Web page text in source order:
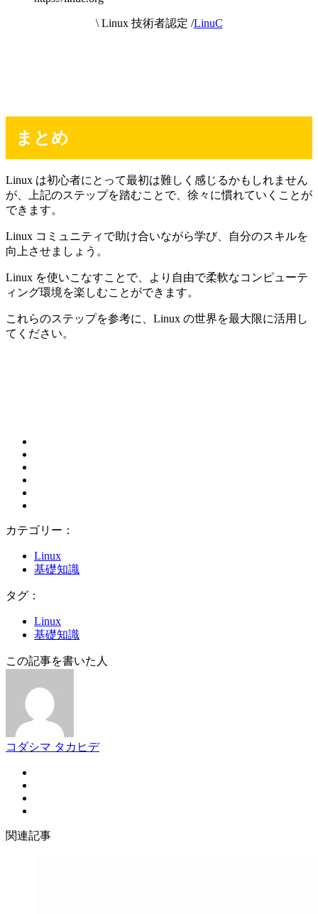
\ Linux 技術者認定 /LinuC
まとめ
Linux は初心者にとって最初は難しく感じるかもしれません
が、上記のステップを踏むことで、徐々に慣れていくことが
できます。
Linux コミュニティで助け合いながら学び、自分のスキルを
向上させましょう。
Linux を使いこなすことで、より自由で柔軟なコンピューテ
ィング環境を楽しむことができます。
これらのステップを参考に、Linux の世界を最大限に活用し
てください。
カテゴリー：
Linux
基礎知識
タグ：
Linux
基礎知識
この記事を書いた人
コダシマ タカヒデ
関連記事